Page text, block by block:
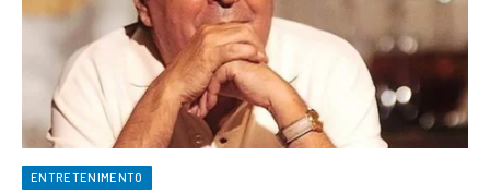
ENTRETENIMENTO